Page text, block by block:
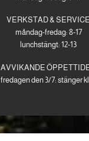
VERKSTAD & SERVICE
måndag-fredag: 8-17
lunchstängt: 12-13
AVVIKANDE
fredagen den 3/7: stänger kl